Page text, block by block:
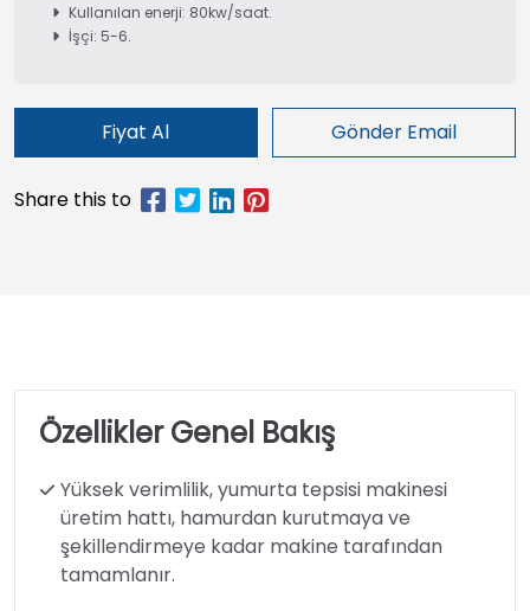
Kullanılan enerji: 80kw/saat.
İşçi: 5-6.
Fiyat Al Gönder Email
Özellikler Genel Bakış
Yüksek verimlilik, yumurta tepsisi makinesi
üretim hattı, hamurdan kurutmaya ve
şekillendirmeye kadar makine tarafından
tamamlanır.